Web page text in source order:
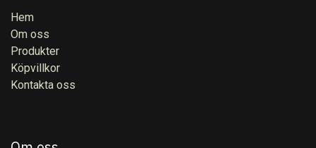
Hem
Om oss
Produkter
Köpvillkor
Kontakta oss